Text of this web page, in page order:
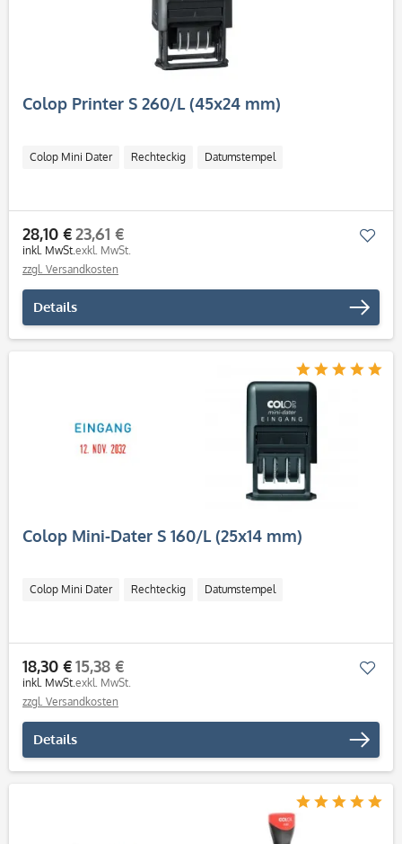
Colop Printer S 260/L (45x24 mm)
Colop Mini Dater Rechteckig Datumstempel
28,10 €
inkl. MwSt.
23,61 €
exkl. MwSt.
zzgl. Versandkosten
Details
Colop Mini-Dater S 160/L (25x14 mm)
Colop Mini Dater Rechteckig Datumstempel
18,30 €
inkl. MwSt.
15,38 €
exkl. MwSt.
zzgl. Versandkosten
Details